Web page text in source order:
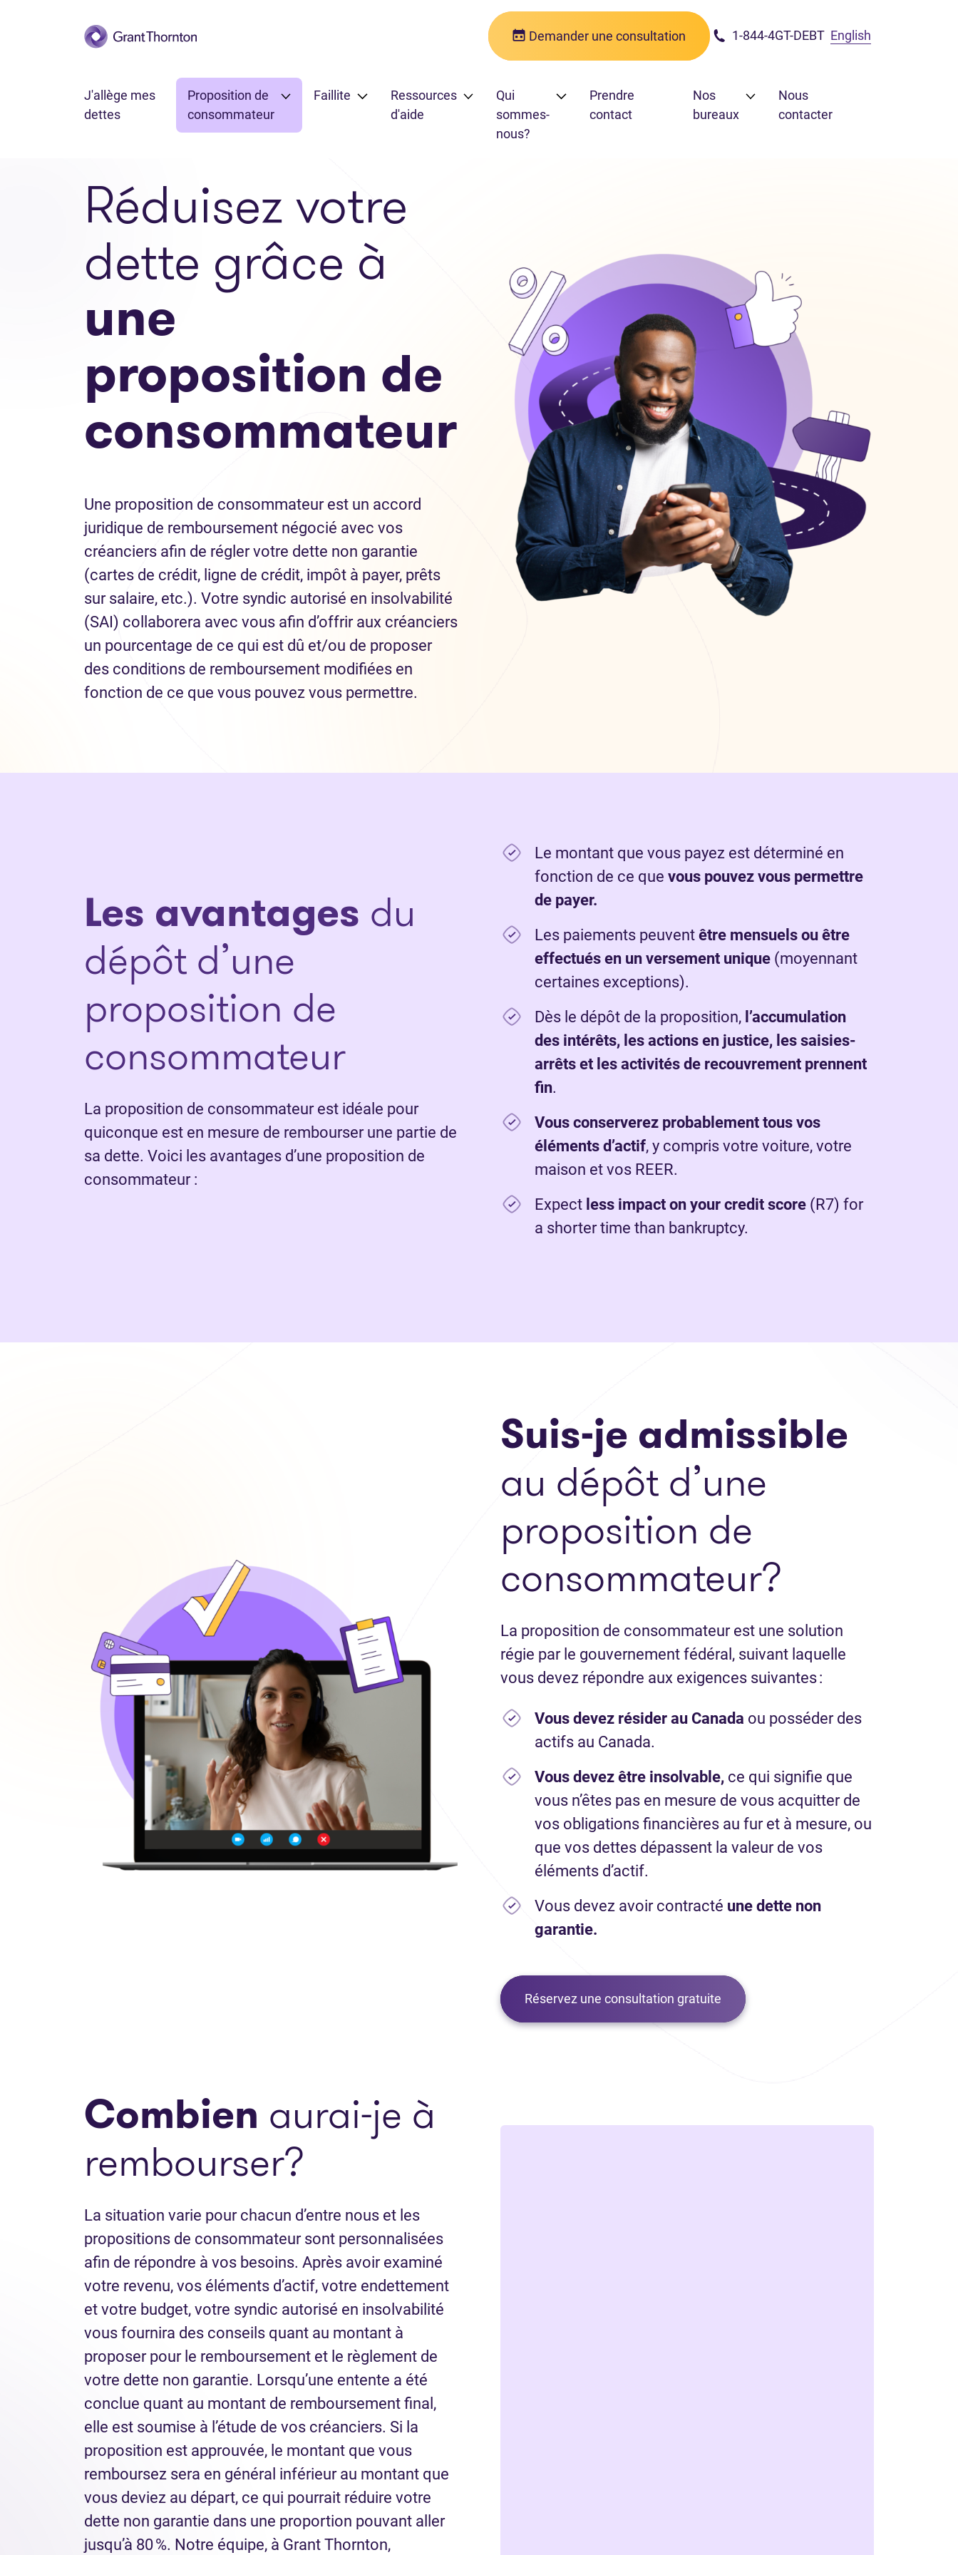
Passer au contenu principal Demander une consultation 1-844-4GT-DEBT English
J'allège mes
dettes
Proposition de
consommateur
Faillite
Ressources
d'aide
Qui
sommes-
nous?
Prendre
contact
Nos
bureaux
Nous
contacter
Réduisez votre
dette grâce à
une
proposition de
consommateur
Une proposition de consommateur est un accord
juridique de remboursement négocié avec vos
créanciers afin de régler votre dette non garantie
(cartes de crédit, ligne de crédit, impôt à payer, prêts
sur salaire, etc.). Votre syndic autorisé en insolvabilité
(SAI) collaborera avec vous afin d’offrir aux créanciers
un pourcentage de ce qui est dû et/ou de proposer
des conditions de remboursement modifiées en
fonction de ce que vous pouvez vous permettre.
Les avantages du
dépôt d’une
proposition de
consommateur
La proposition de consommateur est idéale pour
quiconque est en mesure de rembourser une partie de
sa dette. Voici les avantages d’une proposition de
consommateur :
Le montant que vous payez est déterminé en
fonction de ce que vous pouvez vous permettre
de payer.
Les paiements peuvent être mensuels ou être
effectués en un versement unique (moyennant
certaines exceptions).
Dès le dépôt de la proposition, l’accumulation
des intérêts, les actions en justice, les saisies-
arrêts et les activités de recouvrement prennent
fin.
Vous conserverez probablement tous vos
éléments d’actif, y compris votre voiture, votre
maison et vos REER.
Expect less impact on your credit score (R7) for
a shorter time than bankruptcy.
Suis-je admissible
au dépôt d’une
proposition de
consommateur?
La proposition de consommateur est une solution
régie par le gouvernement fédéral, suivant laquelle
vous devez répondre aux exigences suivantes :
Vous devez résider au Canada ou posséder des
actifs au Canada.
Vous devez être insolvable, ce qui signifie que
vous n’êtes pas en mesure de vous acquitter de
vos obligations financières au fur et à mesure, ou
que vos dettes dépassent la valeur de vos
éléments d’actif.
Vous devez avoir contracté une dette non
garantie.
Réservez une consultation gratuite
Combien aurai-je à
rembourser?
La situation varie pour chacun d’entre nous et les
propositions de consommateur sont personnalisées
afin de répondre à vos besoins. Après avoir examiné
votre revenu, vos éléments d’actif, votre endettement
et votre budget, votre syndic autorisé en insolvabilité
vous fournira des conseils quant au montant à
proposer pour le remboursement et le règlement de
votre dette non garantie. Lorsqu’une entente a été
conclue quant au montant de remboursement final,
elle est soumise à l’étude de vos créanciers. Si la
proposition est approuvée, le montant que vous
remboursez sera en général inférieur au montant que
vous deviez au départ, ce qui pourrait réduire votre
dette non garantie dans une proportion pouvant aller
jusqu’à 80 %. Notre équipe, à Grant Thornton,